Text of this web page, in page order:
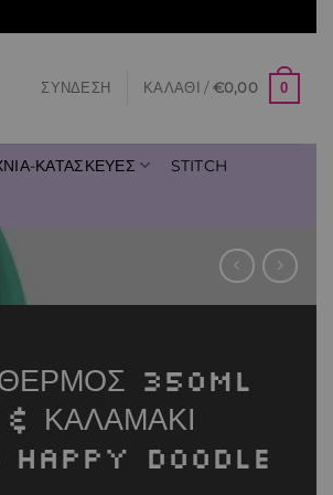
ΣΎΝΔΕΣΗ ΚΑΛΆΘΙ / €0,00 0
ΚΑΤΑΣΚΕΥΕΣ STITCH
350ML
ΚΑΛΑΜΑΚΙ
DOODLE